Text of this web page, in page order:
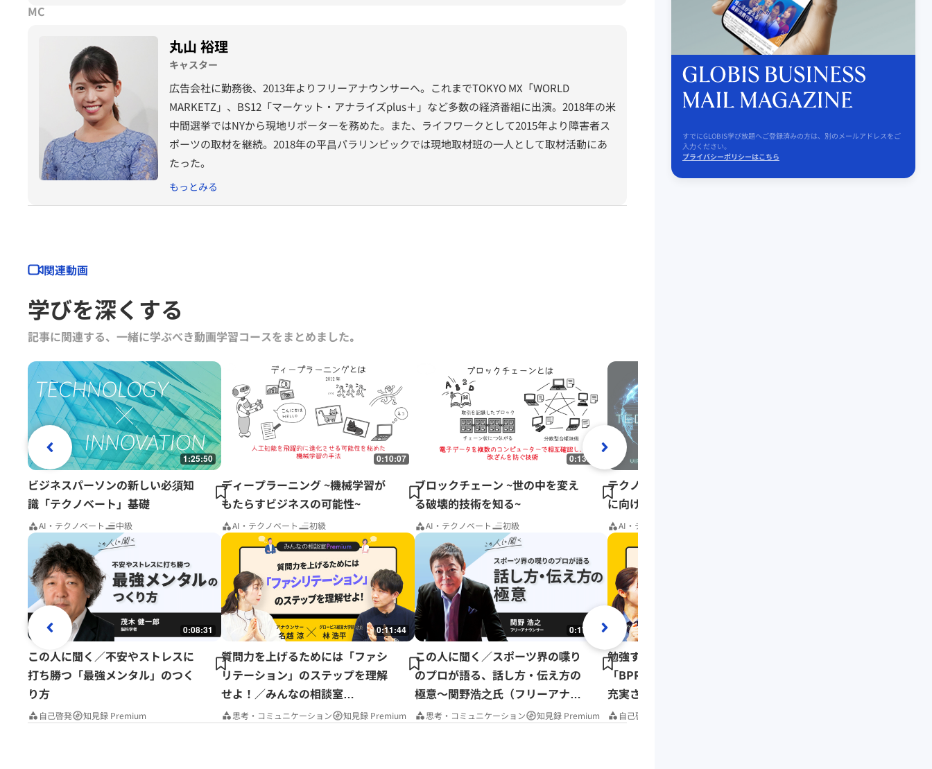
MC
丸山 裕理
キャスター
広告会社に勤務後、2013年よりフリーアナウンサーへ。これまでTOKYO MX「WORLD
MARKETZ」、BS12「マーケット・アナライズplus＋」など多数の経済番組に出演。2018年の米
中間選挙ではNYから現地リポーターを務めた。また、ライフワークとして2015年より障害者ス
ポーツの取材を継続。2018年の平昌パラリンピックでは現地取材班の一人として取材活動にあ
たった。
もっとみる
関連動画
学びを深くする
記事に関連する、一緒に学ぶべき動画学習コースをまとめました｡
1:25:50
ビジネスパーソンの新しい必須知
識「テクノベート」基礎
AI・テクノベート 中級
0:10:07
ディープラーニング ~機械学習が
もたらすビジネスの可能性~
AI・テクノベート 初級
0:13:01
ブロックチェーン ~世の中を変え
る破壊的技術を知る~
AI・テクノベート 初級
テクノベート・ストラテジー ~DX
に向けて~（前編）
AI・テクノベート
0:08:31
この人に聞く／不安やストレスに
打ち勝つ「最強メンタル」のつく
り方
自己啓発 知見録 Premium
0:11:44
質問力を上げるためには「ファシ
リテーション」のステップを理解
せよ！／みんなの相談室
Premium
思考・コミュニケーション 知見録 Premium
0:17:37
この人に聞く／スポーツ界の喋り
のプロが語る、話し方・伝え方の
極意～関野浩之氏（フリーアナウ
ンサー）
思考・コミュニケーション 知見録 Premium
勉強する習慣をつけたい人は
「BPR」で仕事もプライベートも
充実させよう／みんなの相談室
Premium
自己啓発
すでにGLOBIS学び放題へご登録済みの方は、別のメールアドレスをご
入力ください。
プライバシーポリシーはこちら